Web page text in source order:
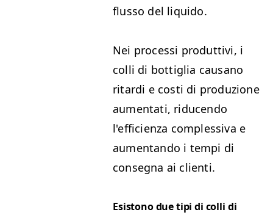
flusso del liquido.
Nei processi produttivi, i
colli di bottiglia causano
ritardi e costi di produzione
aumentati, riducendo
l'efficienza complessiva e
aumentando i tempi di
consegna ai clienti.
Esistono due tipi di colli di